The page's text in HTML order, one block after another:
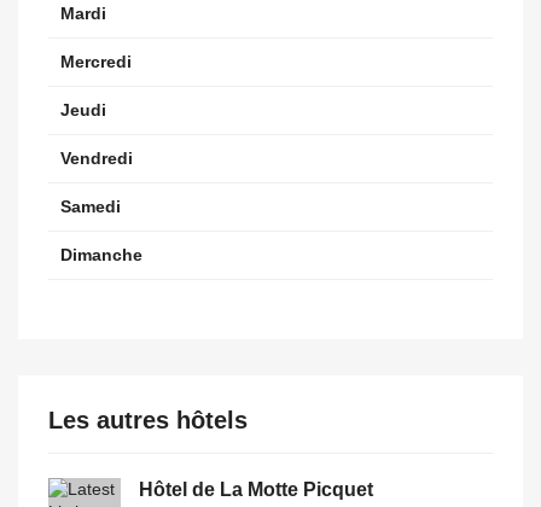
Mardi
Mercredi
Jeudi
Vendredi
Samedi
Dimanche
Les autres hôtels
Hôtel de La Motte Picquet